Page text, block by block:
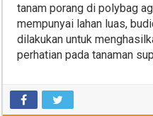
tanam porang di polybag
mempunyai lahan luas,
dilakukan untuk
perhatian pada tanaman